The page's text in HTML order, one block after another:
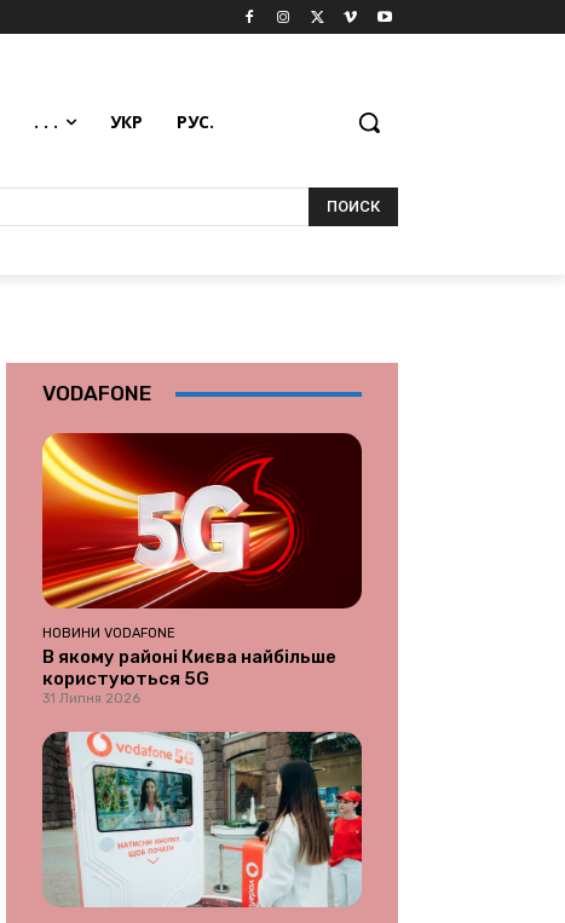
. . . УКР РУС.
ПОИСК
VODAFONE
НОВИНИ VODAFONE
В якому районі Києва найбільше
користуються 5G
31 Липня 2026